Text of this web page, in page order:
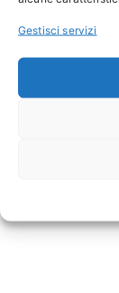
Gestisci servizi